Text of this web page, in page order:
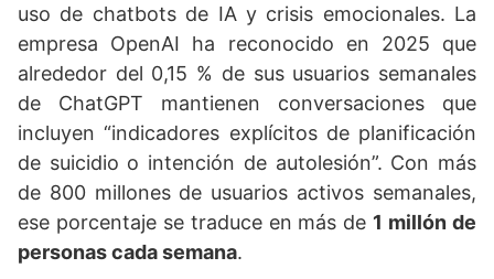
uso de chatbots de IA y crisis emocionales. La
empresa OpenAI ha reconocido en 2025 que
alrededor del 0,15 % de sus usuarios semanales
de ChatGPT mantienen conversaciones que
incluyen “indicadores explícitos de planificación
de suicidio o intención de autolesión”. Con más
de 800 millones de usuarios activos semanales,
ese porcentaje se traduce en más de 1 millón de
personas cada semana.